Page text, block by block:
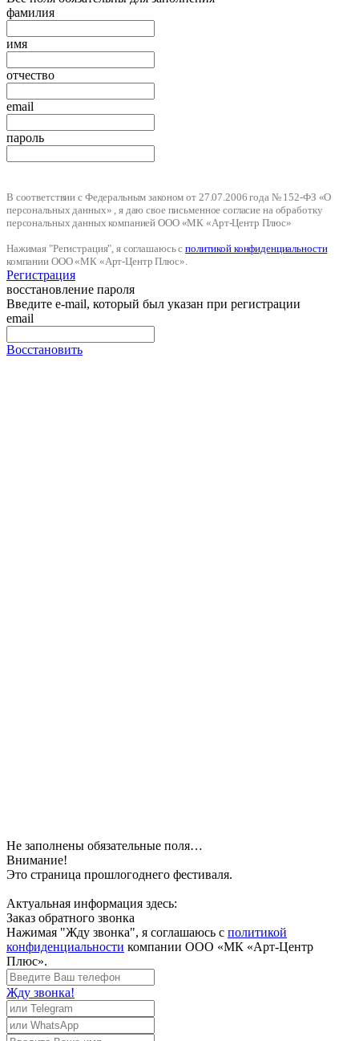
фамилия
имя
отчество
email
пароль
В соответствии с Федеральным законом от 27.07.2006 года № 152-ФЗ «О
персональных данных» , я даю свое письменное согласие на обработку
персональных данных компанией ООО «МК «Арт-Центр Плюс»
Нажимая "Регистрация", я соглашаюсь сполитикой конфиденциальности
компании ООО «МК «Арт-Центр Плюс».
Регистрация
восстановление пароля
Введите e-mail, который был указан при регистрации
email
Восстановить
Не заполнены обязательные поля…
Внимание!
Это страница прошлогоднего фестиваля.
Актуальная информация здесь:
Заказ обратного звонка
Нажимая "Жду звонка", я соглашаюсь с политикой
конфиденциальности компании ООО «МК «Арт-Центр
Плюс».
Жду звонка!